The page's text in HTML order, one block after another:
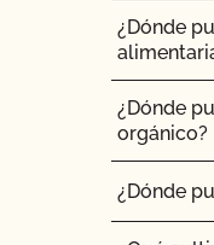
¿Cómo
¿Dónde
¿Dónde
orgánico?
¿Dónde